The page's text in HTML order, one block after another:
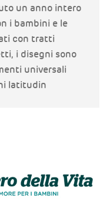
un anno intero
i bambini e le
con tratti
i disegni sono
universali
latitudin